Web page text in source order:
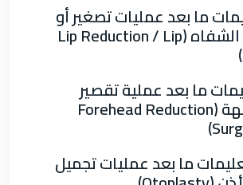
ما بعد عمليات تصغير أو
رفع الشفاه (Lip Reduction / Lip
ما بعد عملية تقصير
الجبهة (Forehead Reduction
ما بعد عمليات تجميل